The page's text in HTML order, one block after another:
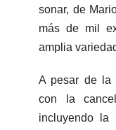
sonar, de
más de mil
amplia
A pesar de la
con la
incluyendo la